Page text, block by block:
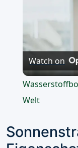
Watch on
Welt